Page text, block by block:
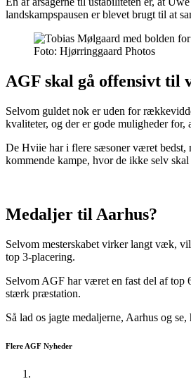
landskampspausen er blevet brugt til at
Foto: Hjørringgaard Photos
AGF skal gå offensivt til
Selvom guldet nok er uden for
kvaliteter, og der er gode muligheder
De Hviie har i flere sæsoner været bedst,
kommende kampe, hvor de ikke selv
Medaljer til Aarhus?
Selvom mesterskabet virker langt væk,
top 3-placering.
Selvom AGF har været en fast del af top
stærk præstation.
Så lad os jagte medaljerne, Aarhus og
Flere AGF Nyheder